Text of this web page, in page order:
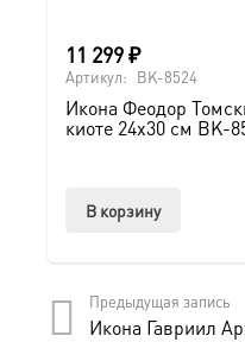
11 299₽
Артикул: BK-8524
Икона Феодор
киоте 24х30 см BK-
В корзину
Предыдущая запись
Икона Гавриил